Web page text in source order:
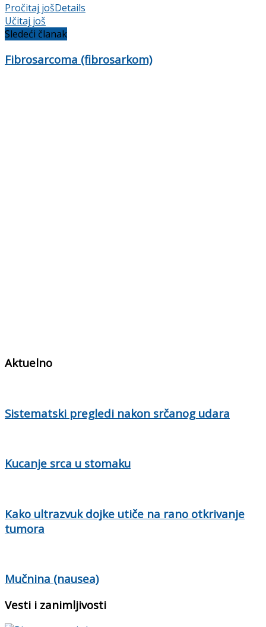
Pročitaj jošDetails
Učitaj još
Sledeći članak
Fibrosarcoma (fibrosarkom)
Aktuelno
Sistematski pregledi nakon srčanog udara
Kucanje srca u stomaku
Kako ultrazvuk dojke utiče na rano otkrivanje
tumora
Mučnina (nausea)
Vesti i zanimljivosti